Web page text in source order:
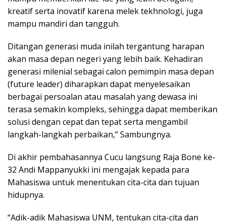
kreatif serta inovatif karena melek tekhnologi, juga
mampu mandiri dan tangguh.
Ditangan generasi muda inilah tergantung harapan
akan masa depan negeri yang lebih baik. Kehadiran
generasi milenial sebagai calon pemimpin masa depan
(future leader) diharapkan dapat menyelesaikan
berbagai persoalan atau masalah yang dewasa ini
terasa semakin kompleks, sehingga dapat memberikan
solusi dengan cepat dan tepat serta mengambil
langkah-langkah perbaikan,” Sambungnya.
Di akhir pembahasannya Cucu langsung Raja Bone ke-
32 Andi Mappanyukki ini mengajak kepada para
Mahasiswa untuk menentukan cita-cita dan tujuan
hidupnya.
“Adik-adik Mahasiswa UNM, tentukan cita-cita dan